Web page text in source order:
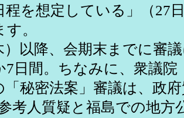
程を想定している」（27
。
以降、会期末までに審
7日間。ちなみに、衆議院
秘密法案」審議は、政
考人質疑と福島での地方